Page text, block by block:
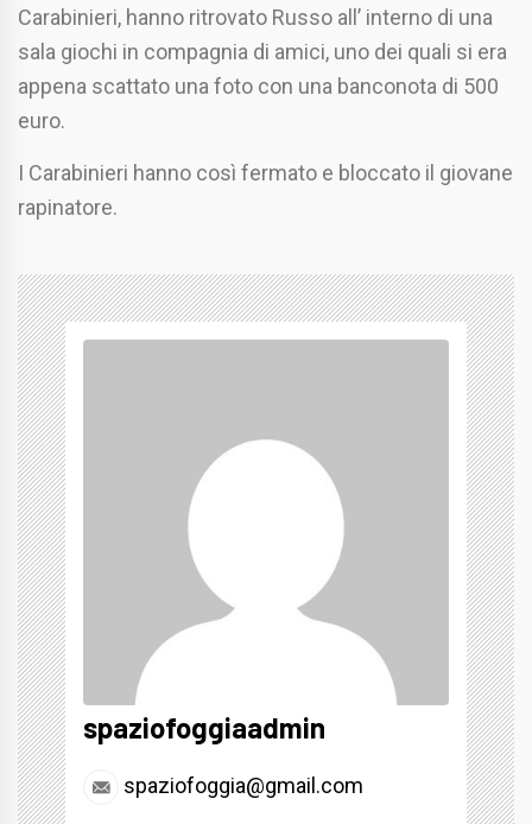
Carabinieri, hanno ritrovato Russo all’ interno di una
sala giochi in compagnia di amici, uno dei quali si era
appena scattato una foto con una banconota di 500
euro.
I Carabinieri hanno così fermato e bloccato il giovane
rapinatore.
spaziofoggiaadmin
spaziofoggia@gmail.com